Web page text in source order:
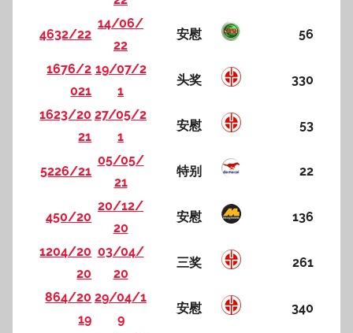
4632/22
14/06/
22
安慰 56
1676/2
021
19/07/2
1
头奖 330
1623/20
21
27/05/2
1
安慰 53
5226/21
05/05/
21
特别 22
450/20
20/12/
20
安慰 136
1204/20
20
03/04/
20
三奖 261
864/20
19
29/04/1
9
安慰 340